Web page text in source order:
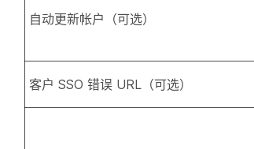
自动更新帐户（可选）
客户 SSO 错误 URL（可选）